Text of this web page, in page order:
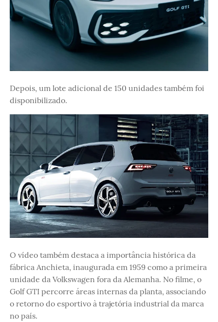
Depois, um lote adicional de 150 unidades também foi
disponibilizado.
O vídeo também destaca a importância histórica da
fábrica Anchieta, inaugurada em 1959 como a primeira
unidade da Volkswagen fora da Alemanha. No filme, o
Golf GTI percorre áreas internas da planta, associando
o retorno do esportivo à trajetória industrial da marca
no país.